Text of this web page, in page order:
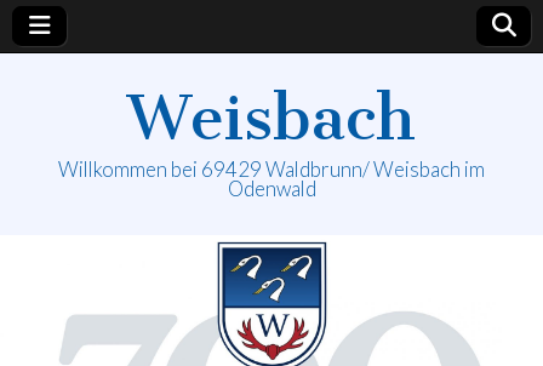
Weisbach
Willkommen bei 69429 Waldbrunn/ Weisbach im
Odenwald